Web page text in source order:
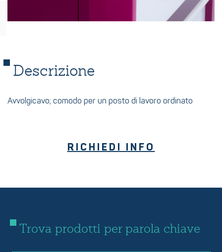
Descrizione
Avvolgicavo; comodo per un posto di lavoro ordinato
RICHIEDI INFO
Trova prodotti per parola chiave